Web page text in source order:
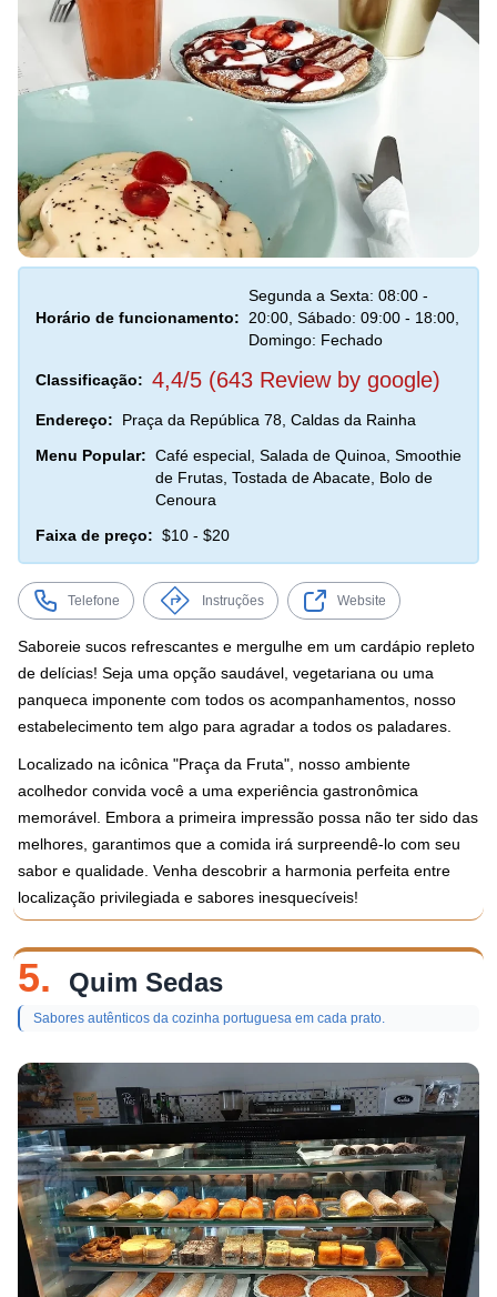
Horário de funcionamento:
Segunda a Sexta: 08:00 -
20:00, Sábado: 09:00 - 18:00,
Domingo: Fechado
Classificação: 4,4/5 (643 Review by google)
Endereço:
Praça da República 78, Caldas da Rainha
Menu Popular: Café especial, Salada de Quinoa, Smoothie
de Frutas, Tostada de Abacate, Bolo de
Cenoura
Faixa de preço: $10 - $20
Telefone Instruções Website
Saboreie sucos refrescantes e mergulhe em um cardápio repleto
de delícias! Seja uma opção saudável, vegetariana ou uma
panqueca imponente com todos os acompanhamentos, nosso
estabelecimento tem algo para agradar a todos os paladares.
Localizado na icônica "Praça da Fruta", nosso ambiente
acolhedor convida você a uma experiência gastronômica
memorável. Embora a primeira impressão possa não ter sido das
melhores, garantimos que a comida irá surpreendê-lo com seu
sabor e qualidade. Venha descobrir a harmonia perfeita entre
localização privilegiada e sabores inesquecíveis!
5. Quim Sedas
Sabores autênticos da cozinha portuguesa em cada prato.